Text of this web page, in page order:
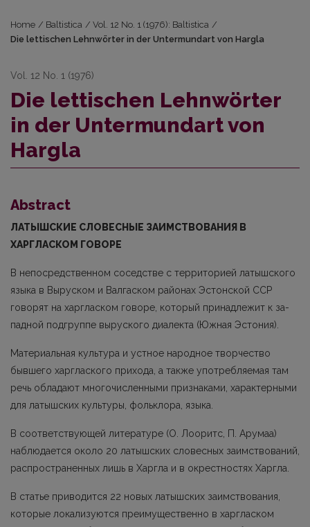
Home / Baltistica / Vol. 12 No. 1 (1976): Baltistica /
Die lettischen Lehnwörter in der Untermundart von Hargla
Vol. 12 No. 1 (1976)
Die lettischen Lehnwörter
in der Untermundart von
Hargla
Abstract
ЛАТЫШСКИЕ СЛОВЕСНЫЕ ЗАИМСТВОВАНИЯ В
ХАРГЛАСКОМ ГОВОРЕ
В непосредственном соседстве с территорией латышского
языка в Выруском и Валгаском районах Эстонской ССР
говорят на харгласком говоре, который принадлежит к за­
падной подгруппе выруского диалекта (Южная Эстония).
Материальная культура и устное народное творчество
бывшего харглаского прихода, а также употребляемая там
речь обладают многочисленными признаками, характерными
для латышских культуры, фольклора, языка.
В соответствующей литературе (О. Лооритс, П. Арумаа)
наблюдается около 20 латыш­ских словесных заимствований,
распространенных лишь в Харгла и в окрестностях Харгла.
В статье приводится 22 новых латышских заимствования,
которые локализуются преимущественно в харгласком